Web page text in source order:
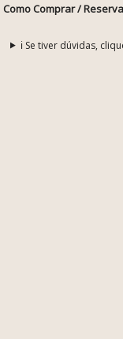
Como Comprar /
ℹ️ Se tiver dúvidas,